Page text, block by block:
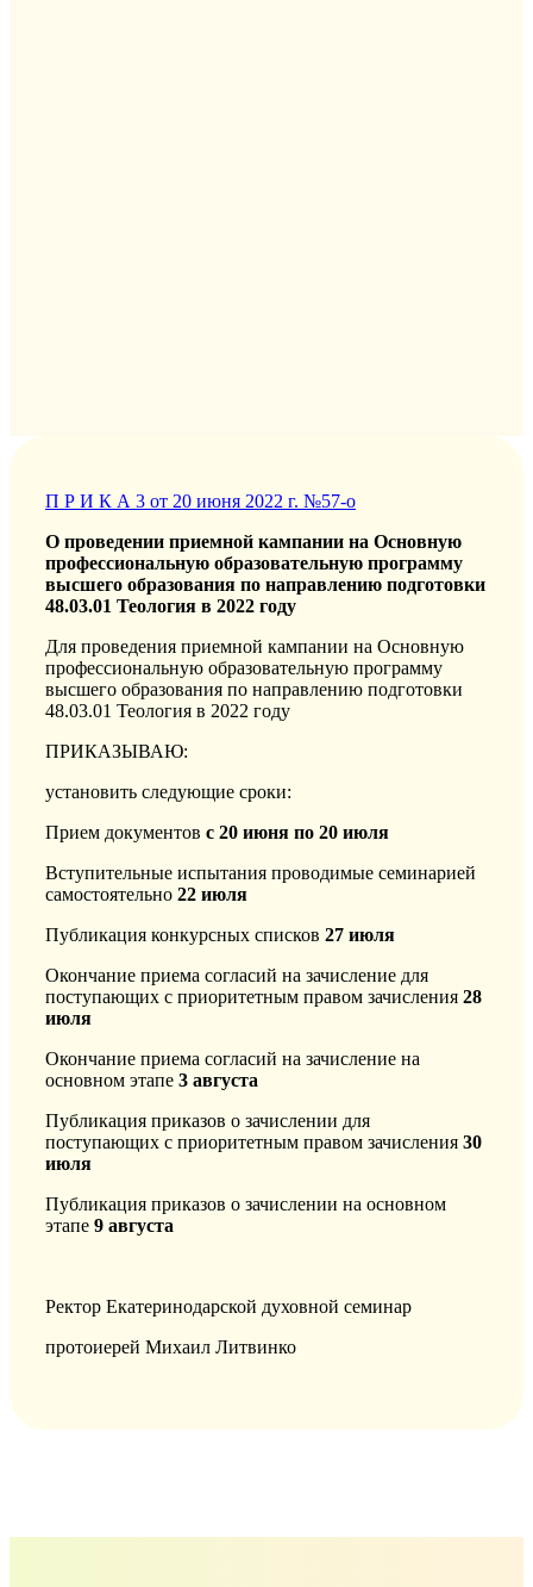
П Р И К А 3 от 20 июня 2022 г. №57-о
О проведении приемной кампании на Основную
профессиональную образовательную программу
высшего образования по направлению подготовки
48.03.01 Теология в 2022 году
Для проведения приемной кампании на Основную
профессиональную образовательную программу
высшего образования по направлению подготовки
48.03.01 Теология в 2022 году
ПРИКАЗЫВАЮ:
установить следующие сроки:
Прием документов с 20 июня по 20 июля
Вступительные испытания проводимые семинарией
самостоятельно 22 июля
Публикация конкурсных списков 27 июля
Окончание приема согласий на зачисление для
поступающих с приоритетным правом зачисления 28
июля
Окончание приема согласий на зачисление на
основном этапе 3 августа
Публикация приказов о зачислении для
поступающих с приоритетным правом зачисления 30
июля
Публикация приказов о зачислении на основном
этапе 9 августа
Ректор Екатеринодарской духовной семинар
протоиерей Михаил Литвинко